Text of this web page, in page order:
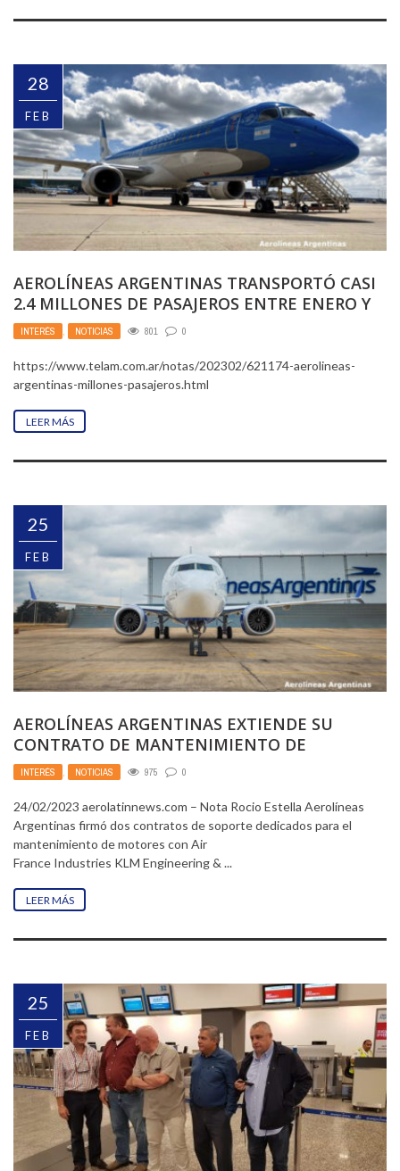
28
FEB
AEROLÍNEAS ARGENTINAS TRANSPORTÓ CASI
2.4 MILLONES DE PASAJEROS ENTRE ENERO Y
FEBRERO
INTERÉS NOTICIAS 801 0
https://www.telam.com.ar/notas/202302/621174-aerolineas-
argentinas-millones-pasajeros.html
LEER MÁS
25
FEB
AEROLÍNEAS ARGENTINAS EXTIENDE SU
CONTRATO DE MANTENIMIENTO DE
MOTORES CON AIR FRANCE-KLM
INTERÉS NOTICIAS 975 0
24/02/2023 aerolatinnews.com – Nota Rocio Estella Aerolíneas
Argentinas firmó dos contratos de soporte dedicados para el
mantenimiento de motores con Air
France Industries KLM Engineering & ...
LEER MÁS
25
FEB